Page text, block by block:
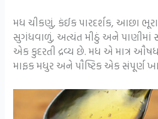
મધ ચીકણું, કંઈક પારદર્શક, આછા
સુગંધવાળું, અત્યંત મીઠું અને પાણીમાં
એક કુદરતી દ્રવ્ય છે. મધ એ માત્ર
માફક મધુર અને પૌષ્ટિક એક સંપૂર્ણ